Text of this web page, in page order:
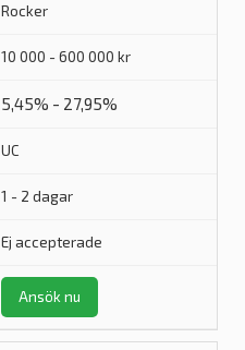
Rocker
10 000 - 600 000 kr
5,45% - 27,95%
UC
1 - 2 dagar
Ej accepterade
Ansök nu